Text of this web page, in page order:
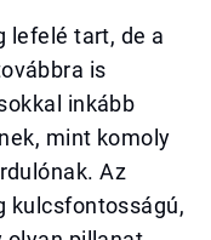
lefelé tart, de a
is
inkább
mint komoly
Az
kulcsfontosságú,